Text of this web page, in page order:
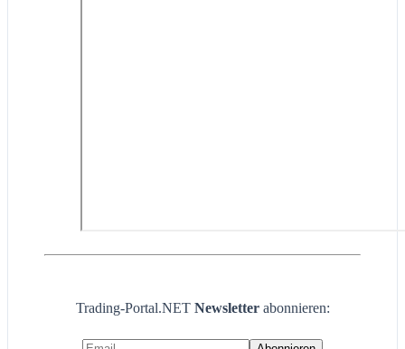
Trading-Portal.NET Newsletter abonnieren: